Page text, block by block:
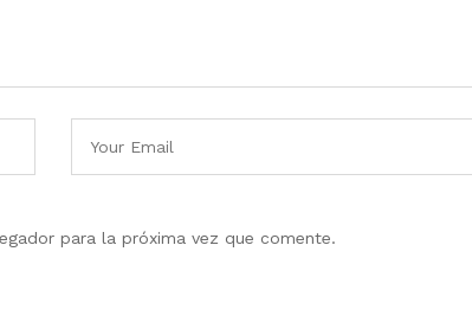
para la próxima vez que comente.